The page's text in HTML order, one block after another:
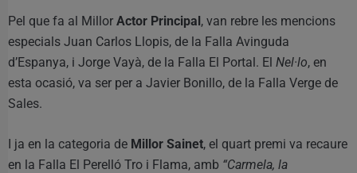
Pel que fa al Millor Actor Principal, van rebre les mencions
especials Juan Carlos Llopis, de la Falla Avinguda
d’Espanya, i Jorge Vayà, de la Falla El Portal. El Nel·lo, en
esta ocasió, va ser per a Javier Bonillo, de la Falla Verge de
Sales.
I ja en la categoria de Millor Sainet, el quart premi va recaure
en la Falla El Perelló Tro i Flama, amb “Carmela, la